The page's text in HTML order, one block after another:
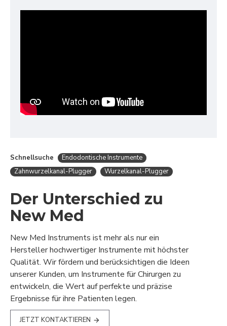
Schnellsuche
Endodontische Instrumente
Zahnwurzelkanal-Plugger
Wurzelkanal-Plugger
Der Unterschied zu
New Med
New Med Instruments ist mehr als nur ein
Hersteller hochwertiger Instrumente mit höchster
Qualität. Wir fördern und berücksichtigen die Ideen
unserer Kunden, um Instrumente für Chirurgen zu
entwickeln, die Wert auf perfekte und präzise
Ergebnisse für ihre Patienten legen.
JETZT KONTAKTIEREN